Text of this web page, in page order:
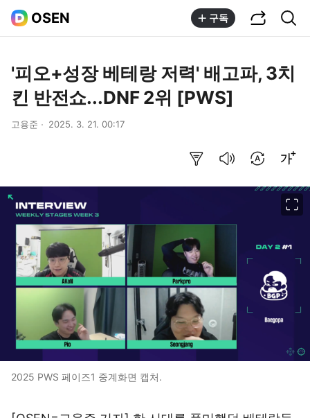
OSEN 구독
'피오+성장 베테랑 저력' 배고파, 3치
킨 반전쇼...DNF 2위 [PWS]
고용준 2025. 3. 21. 00:17
2025 PWS 페이즈1 중계화면 캡처.